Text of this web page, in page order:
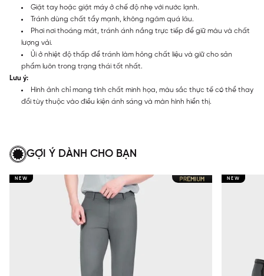
Giặt tay hoặc giặt máy ở chế độ nhẹ với nước lạnh.
Tránh dùng chất tẩy mạnh, không ngâm quá lâu.
Phơi nơi thoáng mát, tránh ánh nắng trực tiếp để giữ màu và chất
lượng vải.
Ủi ở nhiệt độ thấp để tránh làm hỏng chất liệu và giữ cho sản
phẩm luôn trong trạng thái tốt nhất.
Lưu ý:
Hình ảnh chỉ mang tính chất minh họa, màu sắc thực tế có thể thay
đổi tùy thuộc vào điều kiện ánh sáng và màn hình hiển thị.
GỢI Ý DÀNH CHO BẠN
NEW NEW